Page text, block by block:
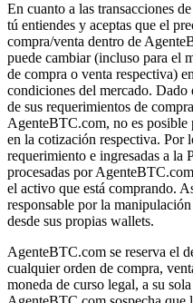
En cuanto a las transacciones
tú entiendes y aceptas que el
compra/venta dentro de
puede cambiar (incluso para el
de compra o venta respectiva)
condiciones del mercado. Dado
de sus requerimientos de
AgenteBTC.com, no es posible
en la cotización respectiva. Por
requerimiento e ingresadas a la
procesadas por
el activo que está comprando.
responsable por la
desde sus propias wallets.
AgenteBTC.com se reserva el
cualquier orden de compra,
moneda de curso legal, a su